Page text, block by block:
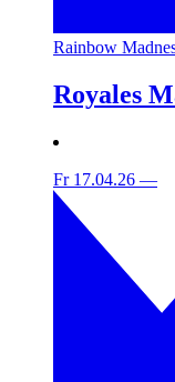
Rainbow
Royales
Fr 17.04.26 —